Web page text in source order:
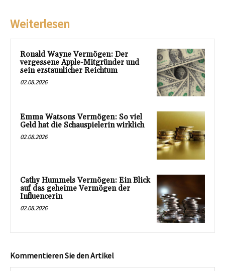
Weiterlesen
Ronald Wayne Vermögen: Der
vergessene Apple-Mitgründer und
sein erstaunlicher Reichtum
02.08.2026
Emma Watsons Vermögen: So viel
Geld hat die Schauspielerin wirklich
02.08.2026
Cathy Hummels Vermögen: Ein Blick
auf das geheime Vermögen der
Influencerin
02.08.2026
Kommentieren Sie den Artikel